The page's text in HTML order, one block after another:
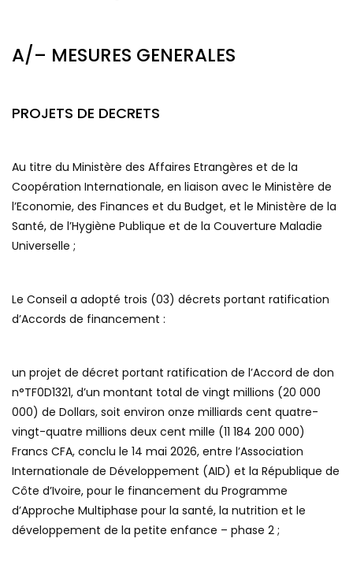
A/– MESURES GENERALES
PROJETS DE DECRETS
Au titre du Ministère des Affaires Etrangères et de la
Coopération Internationale, en liaison avec le Ministère de
l’Economie, des Finances et du Budget, et le Ministère de la
Santé, de l’Hygiène Publique et de la Couverture Maladie
Universelle ;
Le Conseil a adopté trois (03) décrets portant ratification
d’Accords de financement :
un projet de décret portant ratification de l’Accord de don
n°TF0D1321, d’un montant total de vingt millions (20 000
000) de Dollars, soit environ onze milliards cent quatre-
vingt-quatre millions deux cent mille (11 184 200 000)
Francs CFA, conclu le 14 mai 2026, entre l’Association
Internationale de Développement (AID) et la République de
Côte d’Ivoire, pour le financement du Programme
d’Approche Multiphase pour la santé, la nutrition et le
développement de la petite enfance – phase 2 ;